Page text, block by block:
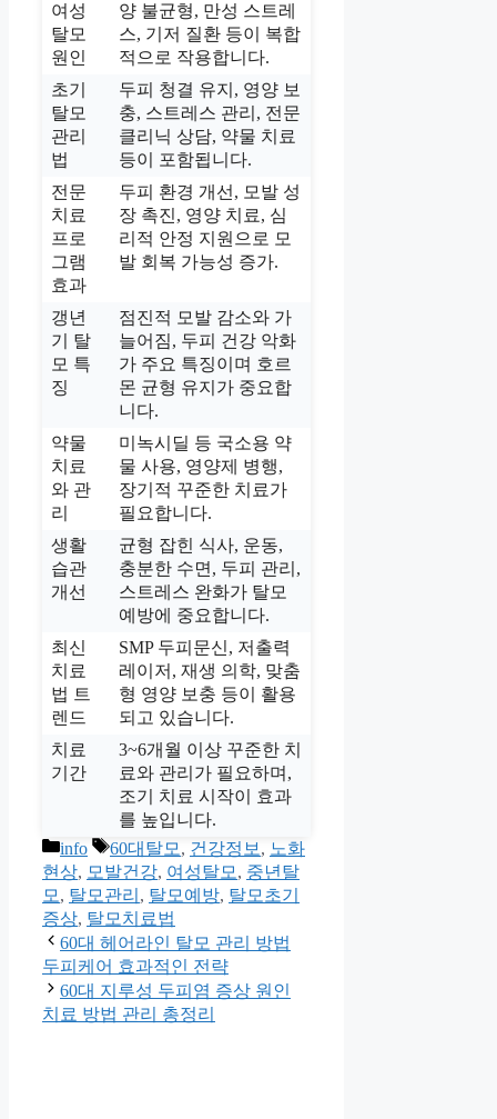
여성
탈모
원인
양 불균형, 만성 스트레
스, 기저 질환 등이 복합
적으로 작용합니다.
초기
탈모
관리
법
두피 청결 유지, 영양 보
충, 스트레스 관리, 전문
클리닉 상담, 약물 치료
등이 포함됩니다.
전문
치료
프로
그램
효과
두피 환경 개선, 모발 성
장 촉진, 영양 치료, 심
리적 안정 지원으로 모
발 회복 가능성 증가.
갱년
기 탈
모 특
징
점진적 모발 감소와 가
늘어짐, 두피 건강 악화
가 주요 특징이며 호르
몬 균형 유지가 중요합
니다.
약물
치료
와 관
리
미녹시딜 등 국소용 약
물 사용, 영양제 병행,
장기적 꾸준한 치료가
필요합니다.
생활
습관
개선
균형 잡힌 식사, 운동,
충분한 수면, 두피 관리,
스트레스 완화가 탈모
예방에 중요합니다.
최신
치료
법 트
렌드
SMP 두피문신, 저출력
레이저, 재생 의학, 맞춤
형 영양 보충 등이 활용
되고 있습니다.
치료
기간
3~6개월 이상 꾸준한 치
료와 관리가 필요하며,
조기 치료 시작이 효과
를 높입니다.
카
테
고
리
info
태
그
60대탈모 , 건강정보 , 노화
현상, 모발건강, 여성탈모 , 중년탈
모 , 탈모관리 , 탈모예방, 탈모초기
증상, 탈모치료법
60대 헤어라인 탈모 관리 방법
두피케어 효과적인 전략
60대 지루성 두피염 증상 원인
치료 방법 관리 총정리